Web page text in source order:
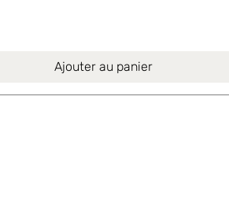
Ajouter au panier